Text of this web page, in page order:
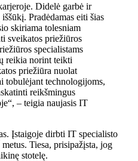
Didelė garbė ir
Pradėdamas eiti šias
skiriama tolesniam
sveikatos priežiūros
specialistams
reikia norint teikti
priežiūra nuolat
tobulėjant technologijoms,
reikšmingus
– teigia naujasis IT
Įstaigoje dirbti IT specialisto
Tiesa, prisipažįsta, jog
stotelę.